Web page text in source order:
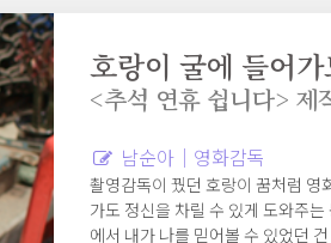
호랑이 굴에 들어
<추석 연휴 쉽니다> 제
남순아｜영화감독
촬영감독이 꿨던 호랑이 꿈처럼 영
가도 정신을 차릴 수 있게 도와주
에서 내가 나를 믿어볼 수 있었던